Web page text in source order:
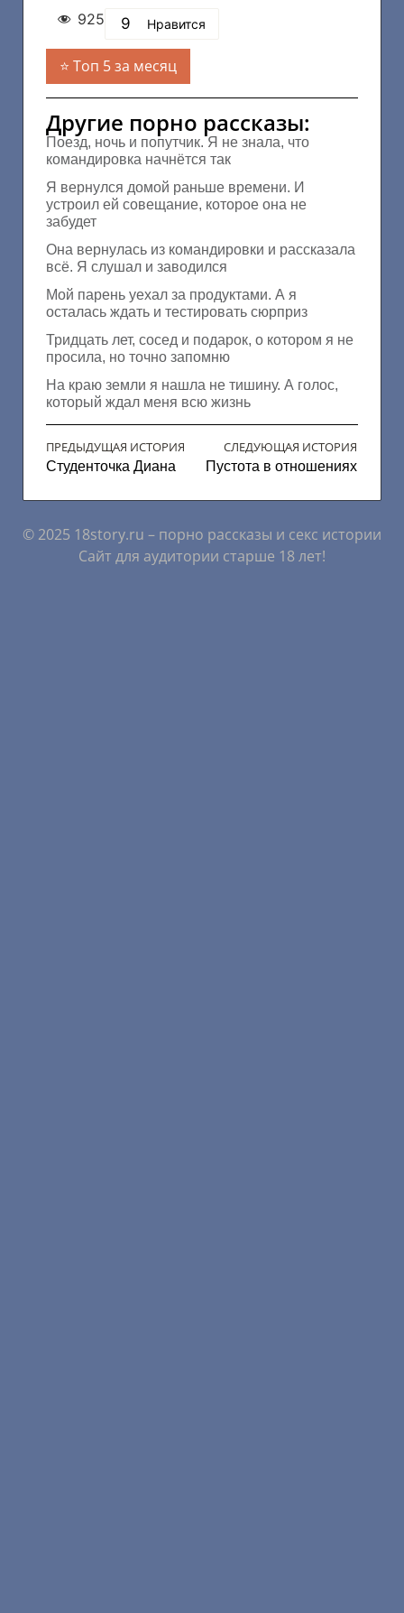
925 9 Нравится
Топ 5 за месяц
Другие порно рассказы:
Поезд, ночь и попутчик. Я не знала, что
командировка начнётся так
Я вернулся домой раньше времени. И
устроил ей совещание, которое она не
забудет
Она вернулась из командировки и рассказала
всё. Я слушал и заводился
Мой парень уехал за продуктами. А я
осталась ждать и тестировать сюрприз
Тридцать лет, сосед и подарок, о котором я не
просила, но точно запомню
На краю земли я нашла не тишину. А голос,
который ждал меня всю жизнь
ПРЕДЫДУЩАЯ ИСТОРИЯ
Студенточка Диана
СЛЕДУЮЩАЯ ИСТОРИЯ
Пустота в отношениях
© 2025 18story.ru – порно рассказы и секс истории
Сайт для аудитории старше 18 лет!